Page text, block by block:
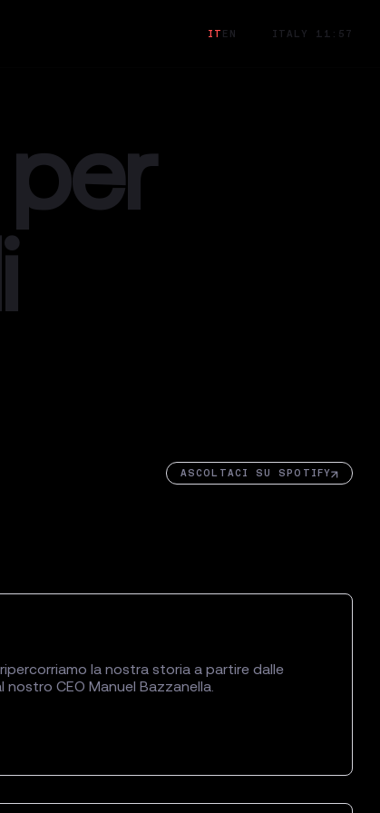
IT EN ITALY 11:57
per
ASCOLTACI SU SPOTIFY
la nostra storia a partire dalle
CEO Manuel Bazzanella.